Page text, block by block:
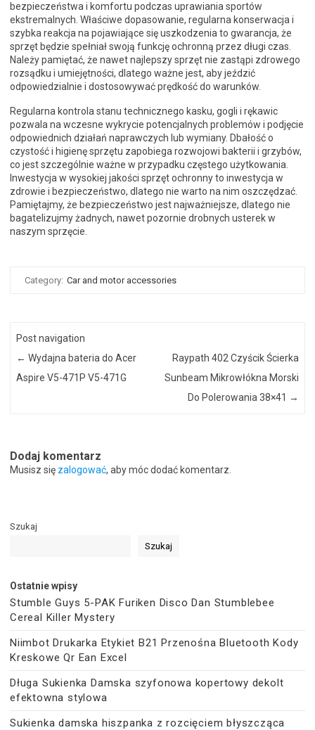
bezpieczeństwa i komfortu podczas uprawiania sportów
ekstremalnych. Właściwe dopasowanie, regularna konserwacja i
szybka reakcja na pojawiające się uszkodzenia to gwarancja, że
sprzęt będzie spełniał swoją funkcję ochronną przez długi czas.
Należy pamiętać, że nawet najlepszy sprzęt nie zastąpi zdrowego
rozsądku i umiejętności, dlatego ważne jest, aby jeździć
odpowiedzialnie i dostosowywać prędkość do warunków.
Regularna kontrola stanu technicznego kasku, gogli i rękawic
pozwala na wczesne wykrycie potencjalnych problemów i podjęcie
odpowiednich działań naprawczych lub wymiany. Dbałość o
czystość i higienę sprzętu zapobiega rozwojowi bakterii i grzybów,
co jest szczególnie ważne w przypadku częstego użytkowania.
Inwestycja w wysokiej jakości sprzęt ochronny to inwestycja w
zdrowie i bezpieczeństwo, dlatego nie warto na nim oszczędzać.
Pamiętajmy, że bezpieczeństwo jest najważniejsze, dlatego nie
bagatelizujmy żadnych, nawet pozornie drobnych usterek w
naszym sprzęcie.
Category: Car and motor accessories
Post navigation
← Wydajna bateria do Acer
Aspire V5-471P V5-471G
Raypath 402 Czyścik Ścierka
Sunbeam Mikrowłókna Morski
Do Polerowania 38×41 →
Dodaj komentarz
Musisz się zalogować, aby móc dodać komentarz.
Szukaj
Szukaj
Ostatnie wpisy
Stumble Guys 5-PAK Furiken Disco Dan Stumblebee
Cereal Killer Mystery
Niimbot Drukarka Etykiet B21 Przenośna Bluetooth Kody
Kreskowe Qr Ean Excel
Długa Sukienka Damska szyfonowa kopertowy dekolt
efektowna stylowa
Sukienka damska hiszpanka z rozcięciem błyszcząca